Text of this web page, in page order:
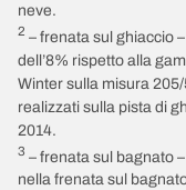
neve.
2 – frenata sul ghiaccio
dell’8% rispetto alla
Winter sulla misura
realizzati sulla pista di
2014.
3 – frenata sul bagnato
nella frenata sul